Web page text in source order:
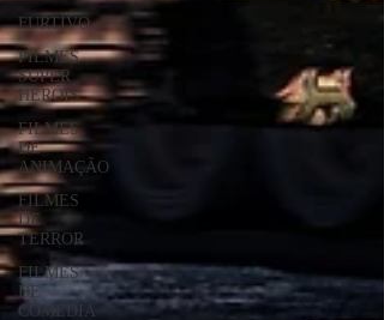
FURTIVO
FILMES
SUPER
HERÓIS
FILMES
DE
ANIMAÇÃO
FILMES
DE
TERROR
FILMES
DE
COMÉDIA